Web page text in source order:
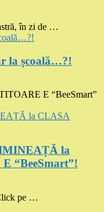
în zi de …
la școală…?!
E “BeeSmart”
la
“BeeSmart”!
pe …